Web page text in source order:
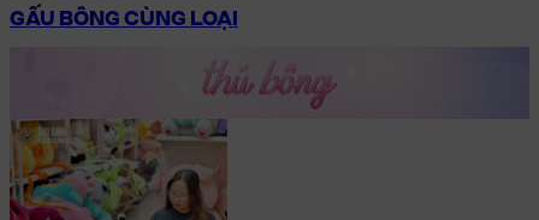
GẤU BÔNG CÙNG LOẠI